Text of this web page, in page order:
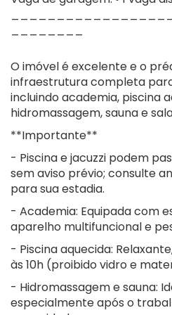
O imóvel é excelente e o
infraestrutura completa
incluindo academia, piscina
hidromassagem, sauna e
**Importante**
- Piscina e jacuzzi podem
sem aviso prévio; consulte
para sua estadia.
- Academia: Equipada com
aparelho multifuncional e
- Piscina aquecida:
às 10h (proibido vidro e
- Hidromassagem e sauna:
especialmente após o